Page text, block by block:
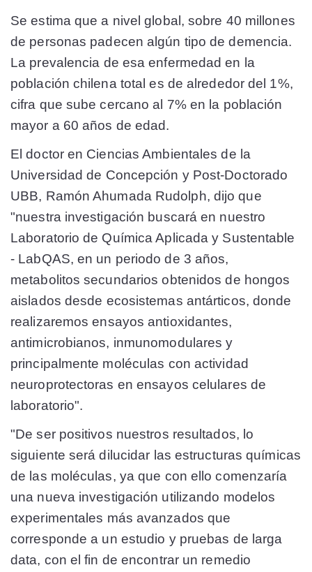
Se estima que a nivel global, sobre 40 millones
de personas padecen algún tipo de demencia.
La prevalencia de esa enfermedad en la
población chilena total es de alrededor del 1%,
cifra que sube cercano al 7% en la población
mayor a 60 años de edad.
El doctor en Ciencias Ambientales de la
Universidad de Concepción y Post-Doctorado
UBB, Ramón Ahumada Rudolph, dijo que
"nuestra investigación buscará en nuestro
Laboratorio de Química Aplicada y Sustentable
- LabQAS, en un periodo de 3 años,
metabolitos secundarios obtenidos de hongos
aislados desde ecosistemas antárticos, donde
realizaremos ensayos antioxidantes,
antimicrobianos, inmunomodulares y
principalmente moléculas con actividad
neuroprotectoras en ensayos celulares de
laboratorio".
"De ser positivos nuestros resultados, lo
siguiente será dilucidar las estructuras químicas
de las moléculas, ya que con ello comenzaría
una nueva investigación utilizando modelos
experimentales más avanzados que
corresponde a un estudio y pruebas de larga
data, con el fin de encontrar un remedio